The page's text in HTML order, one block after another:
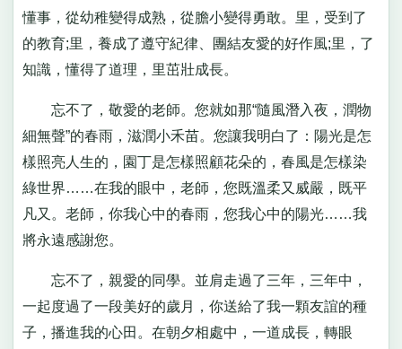
懂事，從幼稚變得成熟，從膽小變得勇敢。里，受到了
的教育;里，養成了遵守紀律、團結友愛的好作風;里，了
知識，懂得了道理，里茁壯成長。
忘不了，敬愛的老師。您就如那“隨風潛入夜，潤物
細無聲”的春雨，滋潤小禾苗。您讓我明白了：陽光是怎
樣照亮人生的，園丁是怎樣照顧花朵的，春風是怎樣染
綠世界……在我的眼中，老師，您既溫柔又威嚴，既平
凡又。老師，你我心中的春雨，您我心中的陽光……我
將永遠感謝您。
忘不了，親愛的同學。並肩走過了三年，三年中，
一起度過了一段美好的歲月，你送給了我一顆友誼的種
子，播進我的心田。在朝夕相處中，一道成長，轉眼